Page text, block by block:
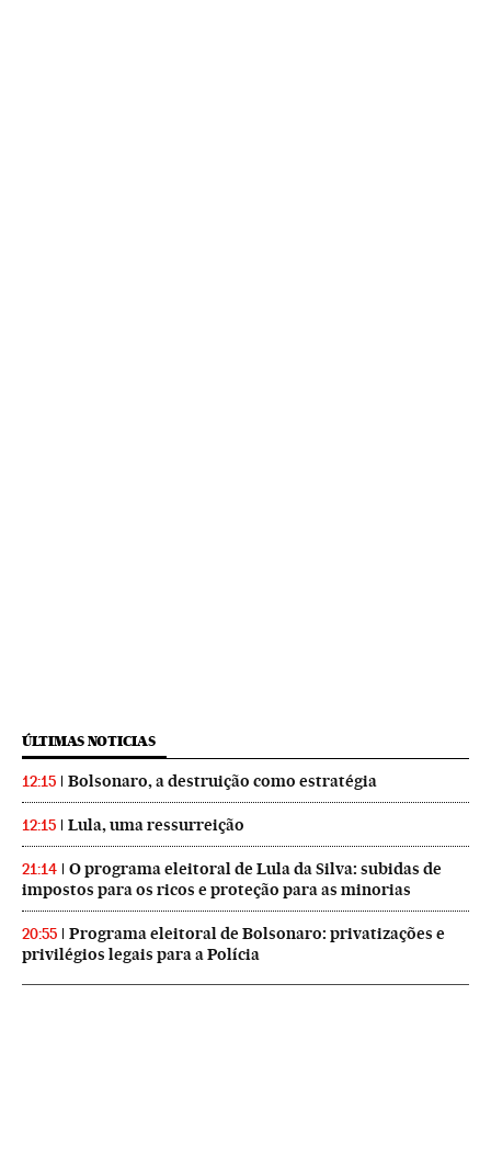
ÚLTIMAS NOTICIAS
12:15 Bolsonaro, a destruição como estratégia
12:15 Lula, uma ressurreição
21:14
O programa eleitoral de Lula da Silva: subidas de
impostos para os ricos e proteção para as minorias
20:55
Programa eleitoral de Bolsonaro: privatizações e
privilégios legais para a Polícia